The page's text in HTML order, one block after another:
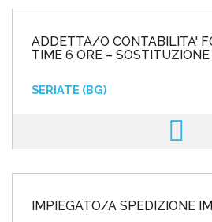
ADDETTA/O CONTABILITA'
TIME 6 ORE –
SERIATE (BG)
IMPIEGATO/A SPEDIZIONE